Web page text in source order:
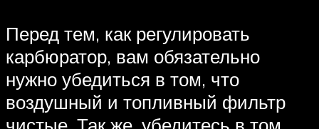
Перед тем, как регулировать
карбюратор, вам обязательно
нужно убедиться в том, что
воздушный и топливный фильтр